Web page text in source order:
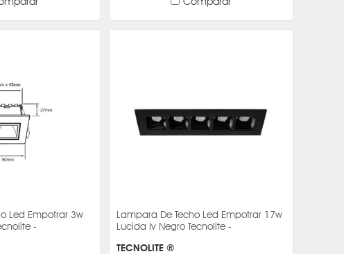
Led Empotrar 3w
-
Lampara De Techo Led Empotrar 17w
Lucida Iv Negro Tecnolite -
TECNOLITE ®